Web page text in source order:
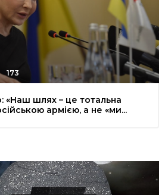
173
«Наш шлях – це тотальна
армією, а не «ми...